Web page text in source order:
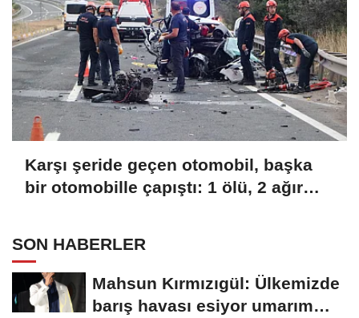
Karşı şeride geçen otomobil, başka
bir otomobille çapıştı: 1 ölü, 2 ağır
SON HABERLER
Mahsun Kırmızıgül: Ülkemizde
barış havası esiyor umarım